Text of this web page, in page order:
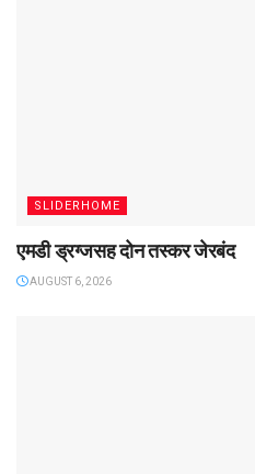
SLIDERHOME
एमडी ड्रग्जसह दोन तस्कर जेरबंद
AUGUST 6, 2026